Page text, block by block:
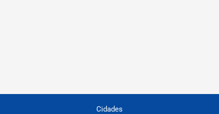
Cidades